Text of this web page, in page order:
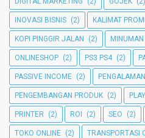
INOVASI BISNIS (2) KALIMAT
KOPI PINGGIR JALAN (2) MINUMAN
ONLINESHOP (2) PS3 PS4 (2)
PASSIVE INCOME (2)
PENGEMBANGAN PRODUK (2)
PRINTER (2) ROI (2) SEO (2)
TOKO ONLINE (2) TRANSPORTASI